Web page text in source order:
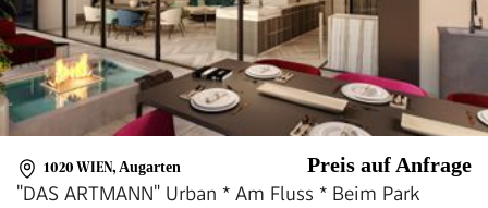
1020 WIEN, Augarten Preis auf Anfrage
"DAS ARTMANN" Urban * Am Fluss * Beim Park